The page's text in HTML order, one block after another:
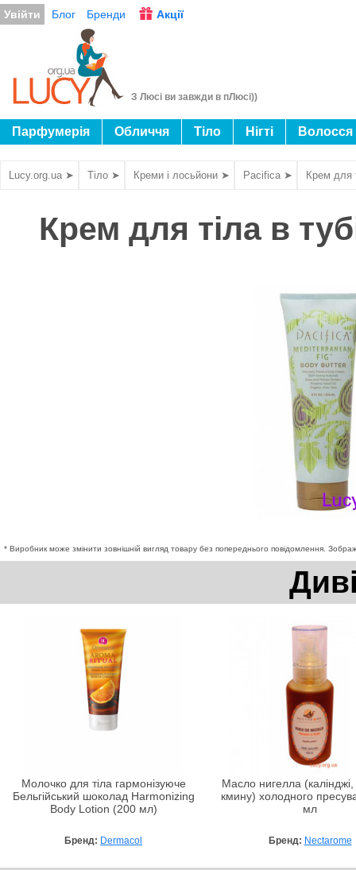
Увійти Блог Бренди Акції
З Люсі ви завжди в пЛюсі))
Парфумерія Обличчя Тіло Нігті Волосся
Lucy.org.ua ➤ Тіло ➤ Креми і лосьйони ➤ Pacifica ➤ Крем для
Крем для тіла в
* Виробник може змінити зовнішній вигляд товару без попереднього повідомлення.
Молочко для тіла гармонізуюче
Бельгійський шоколад Harmonizing
Body Lotion (200 мл)
Бренд: Dermacol
Масло нигелла
кмину) холодного
мл
Бренд: Nectarome